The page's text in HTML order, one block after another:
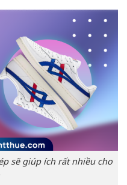
sẽ giúp ích rất nhiều cho